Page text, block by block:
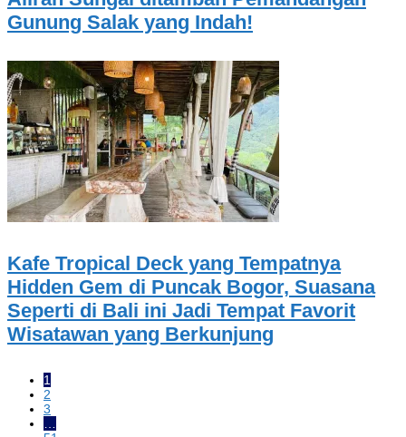
Gunung Salak yang Indah!
Kafe Tropical Deck yang Tempatnya
Hidden Gem di Puncak Bogor, Suasana
Seperti di Bali ini Jadi Tempat Favorit
Wisatawan yang Berkunjung
1
2
3
…